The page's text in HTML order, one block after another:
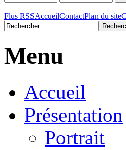
Flus RSSAccueilContactPlan du site
Menu
Accueil
Présentation
Portrait